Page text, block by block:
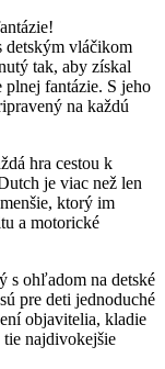
detským vláčikom
tak, aby získal
fantázie. S jeho
na každú
hra cestou k
je viac než len
ktorý im
a motorické
s ohľadom na detské
pre deti jednoduché
objavitelia, kladie
najdivokejšie